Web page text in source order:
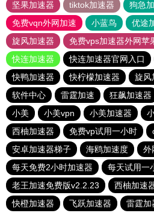
坚果加速器
tiktok加速器
狗急
免费vqn外网加速
小蓝鸟 优途
旋风加速器
免费vps加速器外网苹
快连加速器
快连加速器官网入口
快鸭加速器
快柠檬加速器 旋风
软件中心
雷霆加速 狂飙加速器
小美
小美vpn 小美加速器
西柚加速器
免费vp试用一小时
安卓加速器梯子
海鸥加速度
外
每天免费2小时加速器
每天试用一
老王加速免费版v2.2.23
西柚加速
快橙加速器
飞跃加速器 雷霆加